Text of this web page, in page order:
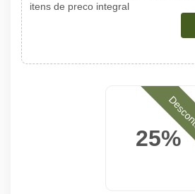
itens de preco integral
25%